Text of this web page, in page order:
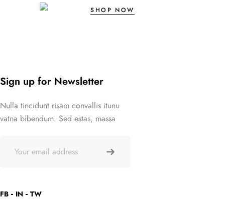
SHOP NOW
Sign up for Newsletter
Nulla tincidunt risam convallis itunu
vatna bibendum. Sed estas, massa
FB IN TW